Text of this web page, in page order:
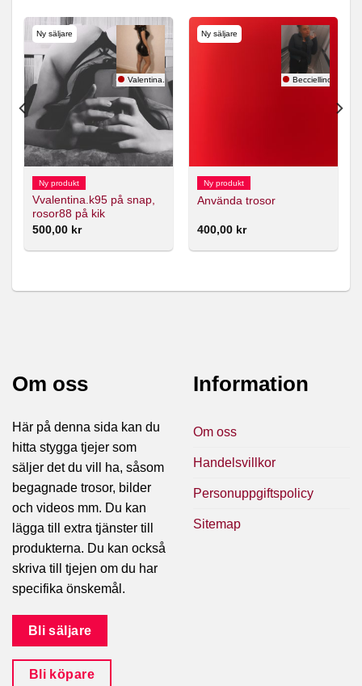
Ny säljare
Valentina.S
Ny produkt
Vvalentina.k95 på snap,
rosor88 på kik
500,00 kr
Ny säljare
Becciellinor
Ny produkt
Använda trosor
400,00 kr
Om oss
Här på denna sida kan du
hitta stygga tjejer som
säljer det du vill ha, såsom
begagnade trosor, bilder
och videos mm. Du kan
lägga till extra tjänster till
produkterna. Du kan också
skriva till tjejen om du har
specifika önskemål.
Bli säljare
Bli köpare
Information
Om oss
Handelsvillkor
Personuppgiftspolicy
Sitemap